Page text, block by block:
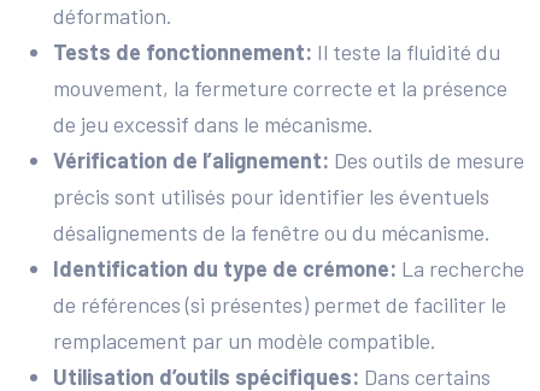
déformation.
Tests de fonctionnement: Il teste la fluidité du
mouvement, la fermeture correcte et la présence
de jeu excessif dans le mécanisme.
Vérification de l’alignement: Des outils de mesure
précis sont utilisés pour identifier les éventuels
désalignements de la fenêtre ou du mécanisme.
Identification du type de crémone: La recherche
de références (si présentes) permet de faciliter le
remplacement par un modèle compatible.
Utilisation d’outils spécifiques: Dans certains